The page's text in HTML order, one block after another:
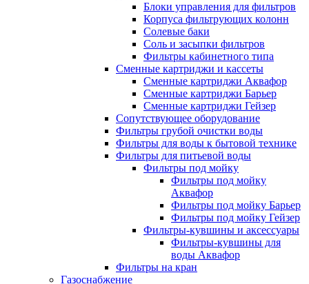
Блоки управления для фильтров
Корпуса фильтрующих колонн
Солевые баки
Соль и засыпки фильтров
Фильтры кабинетного типа
Сменные картриджи и кассеты
Сменные картриджи Аквафор
Сменные картриджи Барьер
Сменные картриджи Гейзер
Сопутствующее оборудование
Фильтры грубой очистки воды
Фильтры для воды к бытовой технике
Фильтры для питьевой воды
Фильтры под мойку
Фильтры под мойку
Аквафор
Фильтры под мойку Барьер
Фильтры под мойку Гейзер
Фильтры-кувшины и аксессуары
Фильтры-кувшины для
воды Аквафор
Фильтры на кран
Газоснабжение